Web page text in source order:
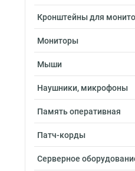
Кронштейны для
Мониторы
Мыши
Наушники, микрофоны
Память оперативная
Патч-корды
Серверное